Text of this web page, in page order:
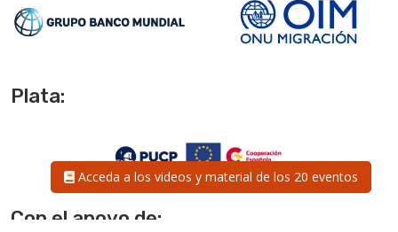
Plata:
Con el apoyo de:
Acceda a los videos y material de los 20 eventos